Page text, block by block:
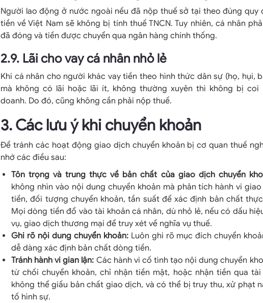
Người lao động ở nước ngoài nếu đã nộp thuế sở tại theo đúng quy
tiền về Việt Nam sẽ không bị tính thuế TNCN. Tuy nhiên, cá nhân
đã đóng và tiền được chuyển qua ngân hàng chính thống.
2.9. Lãi cho vay cá nhân nhỏ lẻ
Khi cá nhân cho người khác vay tiền theo hình thức dân sự (họ, hụi,
mà không có lãi hoặc lãi ít, không thường xuyên thì không bị coi
doanh. Do đó, cũng không cần phải nộp thuế.
3. Các lưu ý khi chuyển khoản
Để tránh các hoạt động giao dịch chuyển khoản bị cơ quan thuế
nhớ các điều sau:
Tôn trọng và trung thực về bản chất của giao dịch chuyển
không nhìn vào nội dung chuyển khoản mà phân tích hành vi
tiền, đối tượng chuyển khoản, tần suất để xác định bản chất
Mọi dòng tiền đổ vào tài khoản cá nhân, dù nhỏ lẻ, nếu có dấu
vụ, giao dịch thương mại để truy xét về nghĩa vụ thuế.
Ghi rõ nội dung chuyển khoản:Luôn ghi rõ mục đích chuyển
dễ dàng xác định bản chất dòng tiền.
Tránh hành vi gian lận: Các hành vi cố tình tạo nội dung chuyển
từ chối chuyển khoản, chỉ nhận tiền mặt, hoặc nhận tiền qua
không thể giấu bản chất giao dịch, và có thể bị truy thu, xử phạt
tố hình sự.